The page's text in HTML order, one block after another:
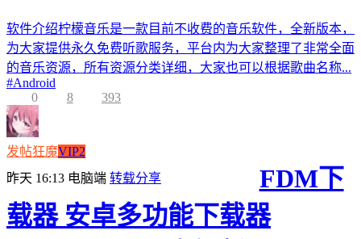
软件介绍柠檬音乐是一款目前不收费的音乐软件，全新版本，
为大家提供永久免费听歌服务，平台内为大家整理了非常全面
的音乐资源，所有资源分类详细，大家也可以根据歌曲名称...
#Android
0
8 393
发帖狂魔VIP2
昨天 16:13 电脑端 转载分享
FDM下
载器 安卓多功能下载器